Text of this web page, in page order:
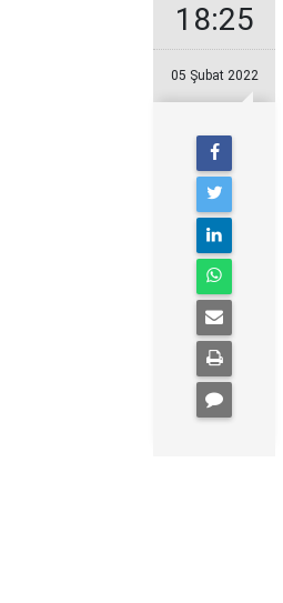
18:25
05 Şubat 2022